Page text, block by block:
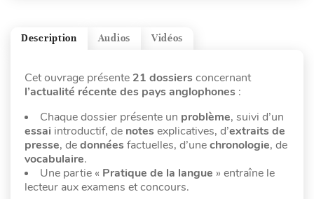
Vidéos
Audios
Description
Cet ouvrage présente 21 dossiers concernant
l’actualité récente des pays anglophones :
Chaque dossier présente un problème, suivi d’un
essai introductif, de notes explicatives, d’extraits de
presse, dedonnées factuelles, d’unechronologie, de
vocabulaire.
Une partie « Pratique de la langue » entraîne le
lecteur aux examens et concours.